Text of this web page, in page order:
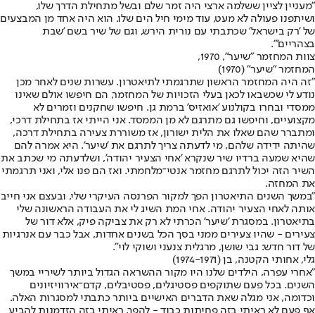
"מעניין לציין ששלמה ארצי היה זמר שלם ובשל מתחילת הדרך שלו,
ושיתפנו פעולה לא מעט, עוד מימי חיל הים שלו. הוא היה אחד מן המבצעים
של 'רק בישראל' שכתבתי עם נורית הירש, וגם של שיר בשם 'שבת
בצהריים'".
צוות המחזמר "שיער", 1970,
המחזמר "שיער" (1970)
"זה היה המחזמר הראשון שתרגמתי לתיאטרון. עשרות שנים לאחר מכן
נודע לי שכשבאו לכאן בעלי הזכויות של המחזמר, הם חיפשו אולם שאינו
ממסדי ובחרו בקולנוע 'אואזיס' ברמת גן. חיפשו שחקנים וזמרים לא
מקצועיים, וחיפשו גם מתרגם לא מן הממסד. אני הייתי אז בתחילת דרכי,
ומתברר שהם שאלו את הלית ישורון, אז משוררת צעירה בתחילת דרכה,
שהיתה ידידה שלהם, מי לדעתה צריך לתרגם את 'שיער'. היא אמרה להם
שהיא שמעה ברדיו שיר שנקרא 'אחי הצעיר יהודה', ושלדעתה מי שכתב את
השיר הזה יכול לתרגם מחזמר אנטי־מלחמתי. ואז הם פנו אלי, ואני תרגמתי
את המחזה.
"במשך השנים התיאטרון הפך למקור הפרנסה העיקרי שלי, ובעצם אני חייב
אותה לאחי הצעיר יהודה. אחי המת השיג לי את העבודה הראשונה שלי
בתיאטרון. במסגרת 'שיער' הכרתי לא רק את צביקה פיק, אלא דור של
צעירים - שהיו צעירים ממני בסך הכל בשנים אחדות, אבל כבר עם אנרגיות
של דור חדש: גבי שושן, מרגלית צנעני ושוקי לוי".
גלי, אחותי הקטנה, בן (1974-1971)
"אחרי עפרה, הילדים שלנו היו מקור ההשראה הגדול ביותר לשיריי במשך
השנים. בכל פעם שתוקפים פסטיגלים, פסטיבלים, קדם־אירוויזיונים
וכדומה, אני מגלה שאת הדברים האישיים ביותר כתבתי למסגרות האלה.